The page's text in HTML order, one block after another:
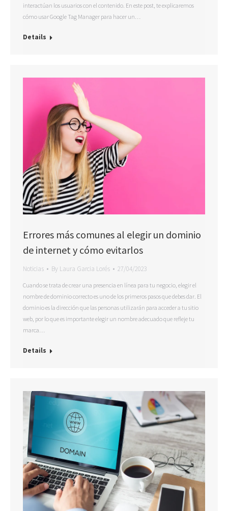
interactúan los usuarios con el contenido. En este post, te explicaremos
cómo usar Google Tag Manager para hacer un…
Details
Errores más comunes al elegir un dominio
de internet y cómo evitarlos
Noticias By Laura Garcia Lorés 27/04/2023
Cuando se trata de crear una presencia en línea para tu negocio, elegir el
nombre de dominio correcto es uno de los primeros pasos que debes dar. El
dominio es la dirección que las personas utilizarán para acceder a tu sitio
web, por lo que es importante elegir un nombre adecuado que refleje tu
marca…
Details